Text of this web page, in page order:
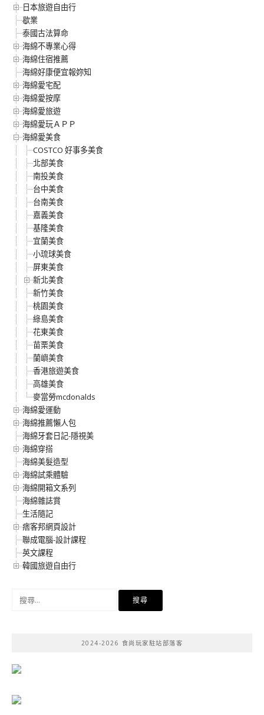
日本旅遊自由行
歇業
泰國古法算命
海綿不專業心得
海綿住宿推薦
海綿好康便宜報妳知
海綿愛宅配
海綿愛按摩
海綿愛旅遊
海綿愛玩ＡＰＰ
海綿愛美食
COSTCO 好事多美食
北部美食
南投美食
台中美食
台南美食
嘉義美食
基隆美食
宜蘭美食
小琉球美食
屏東美食
新北美食
新竹美食
桃園美食
綠島美食
花東美食
苗栗美食
蘭嶼美食
香港旅遊美食
高雄美食
麥當勞mcdonalds
海綿愛運動
海綿推薦懶人包
海綿牙套日記-隱視美
海綿穿搭
海綿美髮造型
海綿試乘體驗
海綿開箱文系列
海綿雜誌賞
生活隨記
痞客邦網頁設計
聯成電腦-設計課程
英文課程
韓國旅遊自由行
2024-2026 食尚玩家駐站部落客